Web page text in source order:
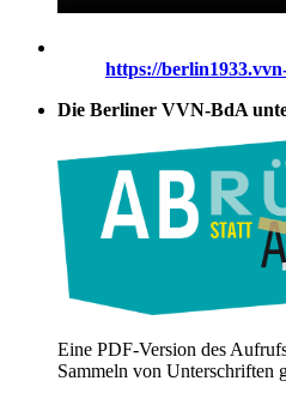
https://
Die Berliner VVN-BdA
Eine PDF-Version des
Sammeln von Unterschriften